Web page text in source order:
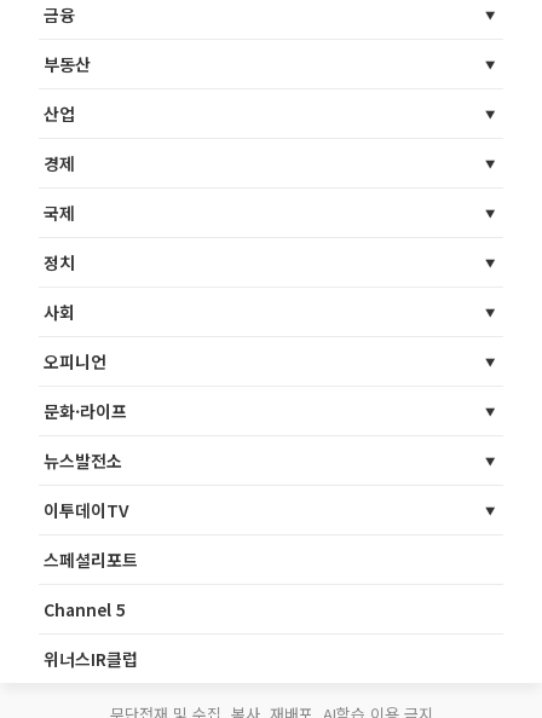
금융
부동산
산업
경제
국제
정치
사회
오피니언
문화·라이프
뉴스발전소
이투데이TV
스페셜리포트
Channel 5
위너스IR클럽
무단전재 및 수집, 복사, 재배포, AI학습 이용 금지